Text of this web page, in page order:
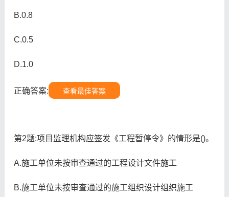
B.0.8
C.0.5
D.1.0
正确答案: 查看最佳答案
第2题:项目监理机构应签发《工程暂停令》的情形是()。
A.施工单位未按审查通过的工程设计文件施工
B.施工单位未按审查通过的施工组织设计组织施工